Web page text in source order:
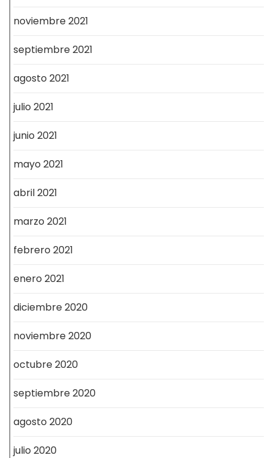
noviembre 2021
septiembre 2021
agosto 2021
julio 2021
junio 2021
mayo 2021
abril 2021
marzo 2021
febrero 2021
enero 2021
diciembre 2020
noviembre 2020
octubre 2020
septiembre 2020
agosto 2020
julio 2020